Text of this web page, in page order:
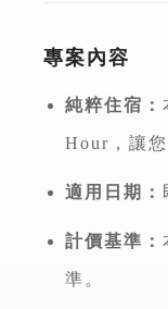
專案內容
純粹住宿：
Hour，讓
適用日期：
計價基準：
準。